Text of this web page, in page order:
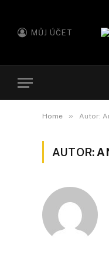
MŮJ ÚČET
Home » Autor:
AUTOR: